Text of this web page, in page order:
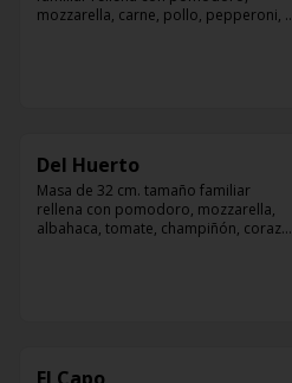
mozzarella, carne, pollo, pepperoni,
Del Huerto
Masa de 32 cm. tamaño familiar
rellena con pomodoro, mozzarella,
albahaca, tomate, champiñón, corazón